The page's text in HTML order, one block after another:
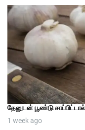
தேனுடன் பூண்டு
1 week ago